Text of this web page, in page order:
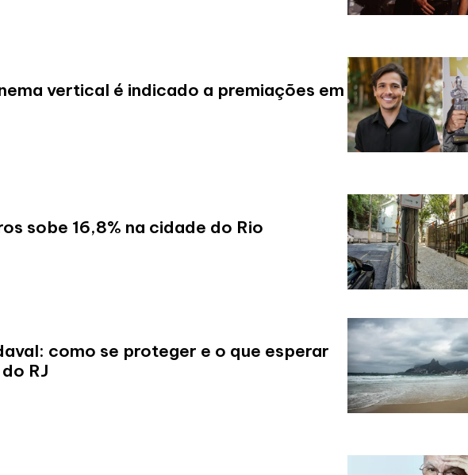
vertical é indicado a premiações em
sobe 16,8% na cidade do Rio
como se proteger e o que esperar
RJ